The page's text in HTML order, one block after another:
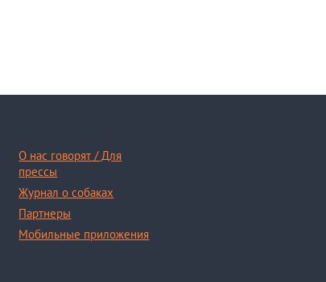
О нас говорят / Для
прессы
Журнал о собаках
Партнеры
Мобильные приложения